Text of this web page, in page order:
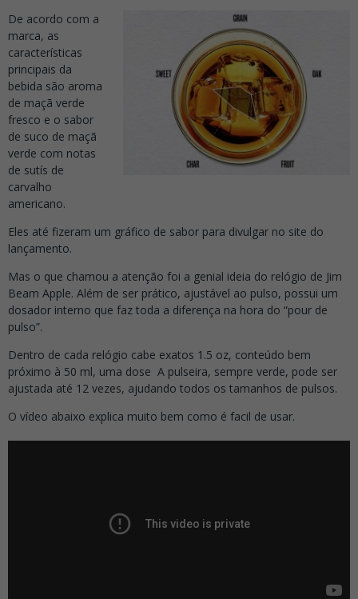
De acordo com a
marca, as
características
principais da
bebida são aroma
de maçã verde
fresco e o sabor
de suco de maçã
verde com notas
de sutís de
carvalho
americano.
Eles até fizeram um gráfico de sabor para divulgar no site do
lançamento.
Mas o que chamou a atenção foi a genial ideia do relógio de Jim
Beam Apple. Além de ser prático, ajustável ao pulso, possui um
dosador interno que faz toda a diferença na hora do “pour de
pulso”.
Dentro de cada relógio cabe exatos 1.5 oz, conteúdo bem
próximo à 50 ml, uma dose A pulseira, sempre verde, pode ser
ajustada até 12 vezes, ajudando todos os tamanhos de pulsos.
O vídeo abaixo explica muito bem como é facil de usar.